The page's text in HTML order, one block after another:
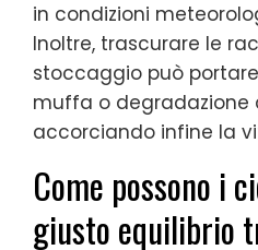
in condizioni
Inoltre, trascurare le
stoccaggio può
muffa o degradazione
accorciando infine la
Come possono i
giusto equilibrio